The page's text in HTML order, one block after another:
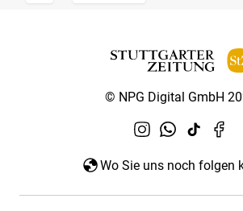
© NPG Digital GmbH
Wo Sie uns noch folgen